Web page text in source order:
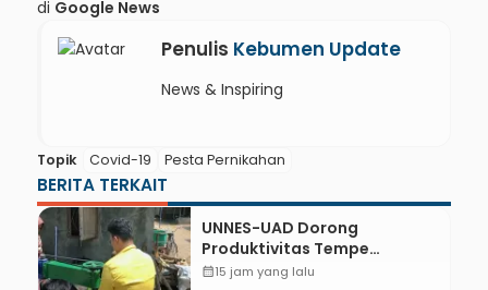
di Google News
Penulis Kebumen Update
News & Inspiring
Topik Covid-19 Pesta Pernikahan
BERITA TERKAIT
UNNES-UAD Dorong
Produktivitas Tempe
Bungkus Daun Desa Meles,
calendar_month15 jam yang lalu